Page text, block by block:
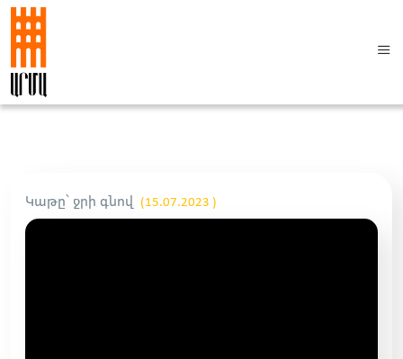
Կաթը՝ ջրի գնով (15.07.2023 )